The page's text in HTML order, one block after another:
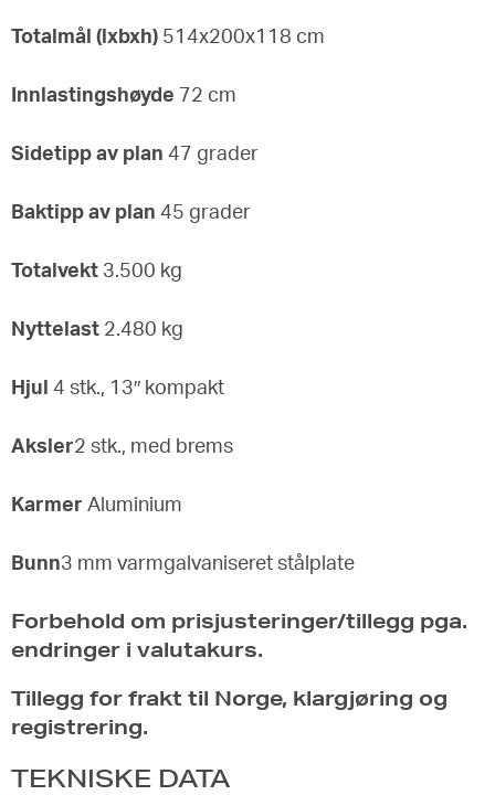
Totalmål (lxbxh) 514x200x118 cm
Innlastingshøyde 72 cm
Sidetipp av plan 47 grader
Baktipp av plan 45 grader
Totalvekt 3.500 kg
Nyttelast 2.480 kg
Hjul 4 stk., 13″ kompakt
Aksler2 stk., med brems
Karmer Aluminium
Bunn3 mm varmgalvaniseret stålplate
Forbehold om prisjusteringer/tillegg pga.
endringer i valutakurs.
Tillegg for frakt til Norge, klargjøring og
registrering.
TEKNISKE DATA